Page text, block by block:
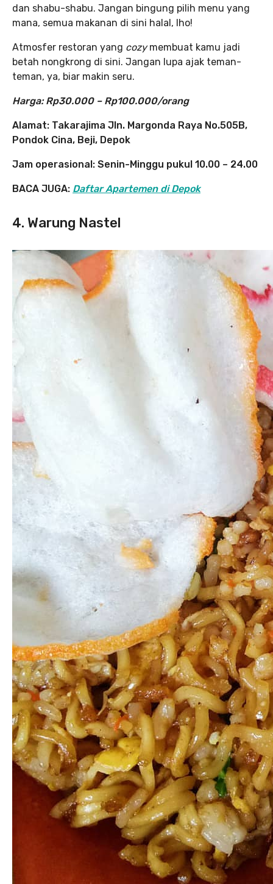
dan shabu-shabu. Jangan bingung pilih menu yang
mana, semua makanan di sini halal, lho!
Atmosfer restoran yang cozymembuat kamu jadi
betah nongkrong di sini. Jangan lupa ajak teman-
teman, ya, biar makin seru.
Harga: Rp30.000 – Rp100.000/orang
Alamat: Takarajima Jln. Margonda Raya No.505B,
Pondok Cina, Beji, Depok
Jam operasional: Senin-Minggu pukul 10.00 – 24.00
BACA JUGA: Daftar Apartemen di Depok
4. Warung Nastel